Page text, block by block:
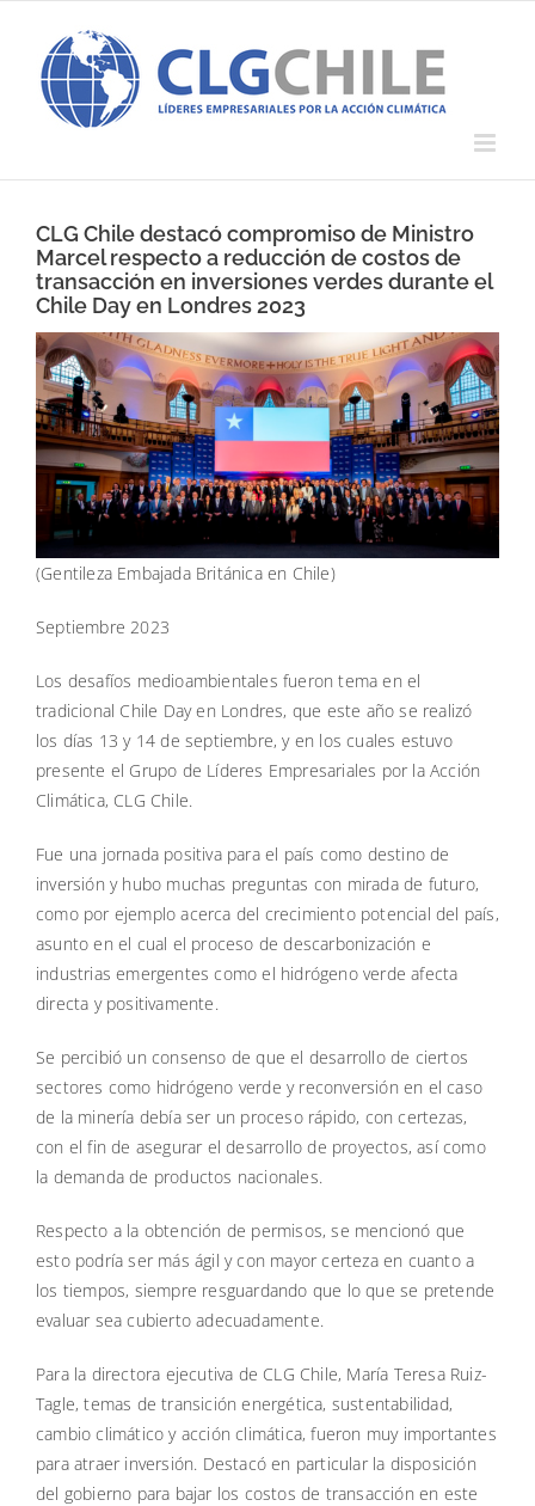
contenido
CLG Chile destacó compromiso de Ministro
Marcel respecto a reducción de costos de
transacción en inversiones verdes durante el
Chile Day en Londres 2023
(Gentileza Embajada Británica en Chile)
Septiembre 2023
Los desafíos medioambientales fueron tema en el
tradicional Chile Day en Londres, que este año se realizó
los días 13 y 14 de septiembre, y en los cuales estuvo
presente el Grupo de Líderes Empresariales por la Acción
Climática, CLG Chile.
Fue una jornada positiva para el país como destino de
inversión y hubo muchas preguntas con mirada de futuro,
como por ejemplo acerca del crecimiento potencial del país,
asunto en el cual el proceso de descarbonización e
industrias emergentes como el hidrógeno verde afecta
directa y positivamente.
Se percibió un consenso de que el desarrollo de ciertos
sectores como hidrógeno verde y reconversión en el caso
de la minería debía ser un proceso rápido, con certezas,
con el fin de asegurar el desarrollo de proyectos, así como
la demanda de productos nacionales.
Respecto a la obtención de permisos, se mencionó que
esto podría ser más ágil y con mayor certeza en cuanto a
los tiempos, siempre resguardando que lo que se pretende
evaluar sea cubierto adecuadamente.
Para la directora ejecutiva de CLG Chile, María Teresa Ruiz-
Tagle, temas de transición energética, sustentabilidad,
cambio climático y acción climática, fueron muy importantes
para atraer inversión. Destacó en particular la disposición
del gobierno para bajar los costos de transacción en este